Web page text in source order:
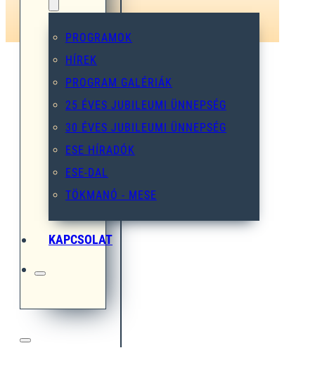
PROGRAMOK
HÍREK
PROGRAM GALÉRIÁK
25 ÉVES JUBILEUMI ÜNNEPSÉG
30 ÉVES JUBILEUMI ÜNNEPSÉG
ESE HÍRADÓK
ESE-DAL
TÖKMANÓ - MESE
KAPCSOLAT